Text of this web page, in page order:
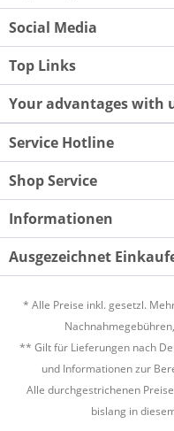
Social Media
Top Links
Your advantages with
Service Hotline
Shop Service
Informationen
Ausgezeichnet
* Alle Preise inkl. gesetzl.
** Gilt für Lieferungen nach
und Informationen zur
Alle durchgestrichenen Preise
bislang in